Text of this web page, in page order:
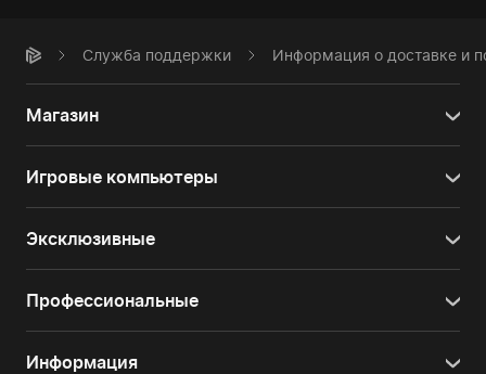
Служба поддержки Информация о доставке и
Магазин
Игровые компьютеры
Эксклюзивные
Профессиональные
Информация